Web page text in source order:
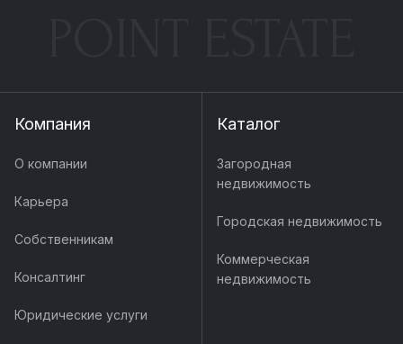
Компания
О компании
Карьера
Собственникам
Консалтинг
Юридические услуги
Каталог
Загородная
недвижимость
Городская недвижимость
Коммерческая
недвижимость